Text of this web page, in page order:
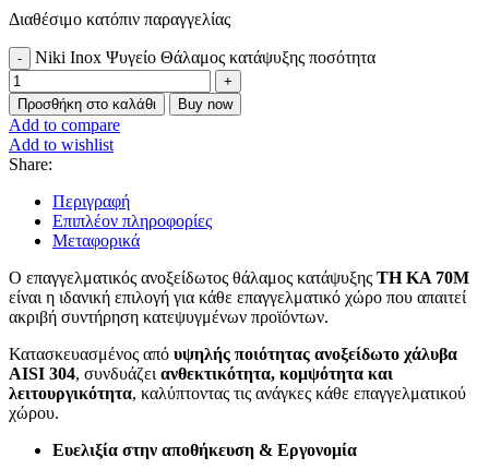
Διαθέσιμο κατόπιν παραγγελίας
Niki Inox Ψυγείο Θάλαμος κατάψυξης ποσότητα
Προσθήκη στο καλάθι Buy now
Add to compare
Add to wishlist
Share:
Περιγραφή
Επιπλέον πληροφορίες
Μεταφορικά
Ο επαγγελματικός ανοξείδωτος θάλαμος κατάψυξης TH KA 70M
είναι η ιδανική επιλογή για κάθε επαγγελματικό χώρο που απαιτεί
ακριβή συντήρηση κατεψυγμένων προϊόντων.
Κατασκευασμένος από υψηλής ποιότητας ανοξείδωτο χάλυβα
AISI 304, συνδυάζει ανθεκτικότητα, κομψότητα και
λειτουργικότητα, καλύπτοντας τις ανάγκες κάθε επαγγελματικού
χώρου.
Ευελιξία στην αποθήκευση & Εργονομία